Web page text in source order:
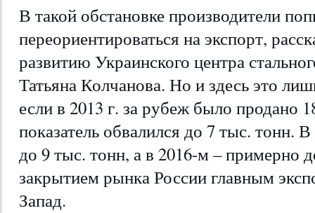
В такой обстановке производители
переориентироваться на экспорт,
развитию Украинского центра
Татьяна Колчанова. Но и здесь это
если в 2013 г. за рубеж было продано
показатель обвалился до 7 тыс. тонн.
до 9 тыс. тонн, а в 2016-м – примерно
закрытием рынка России главным
Запад.